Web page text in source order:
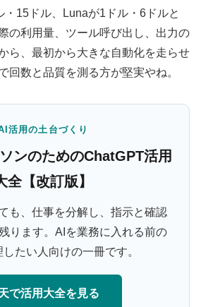
・15ドル、Lunaが1ドル・6ドルと
の利用量、ツール呼び出し、出力の
ら、最初から大きな自動化を走らせ
回数と品質を測る方が堅実やね。
活用の土台づくり
ンのためのChatGPT活用
全【改訂版】
も、仕事を分解し、指示と確認
ります。AIを業務に入れる前の
たい人向けの一冊です。
で活用大全を見る